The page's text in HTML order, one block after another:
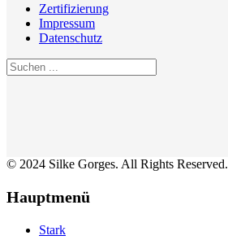
Zertifizierung
Impressum
Datenschutz
© 2024 Silke Gorges. All Rights Reserved.
Hauptmenü
Stark